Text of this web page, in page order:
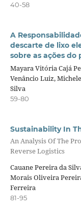
40-58
A
descarte de lixo
sobre as ações
Mayara Vitória Cajá
Venâncio Luiz,
Silva
59-80
Sustainability In
An Analysis Of The
Reverse Logistics
Cauane Pereira da
Morais Oliveira
Ferreira
81-95